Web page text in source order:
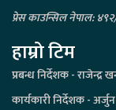
प्रेस काउन्सिल नेपाल:
हाम्रो टिम
प्रबन्ध निर्देशक - राजेन्द्र
कार्यकारी निर्देशक -